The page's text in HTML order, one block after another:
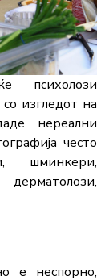
психолози
изгледот на
нереални
често
шминкери,
е неспорно,